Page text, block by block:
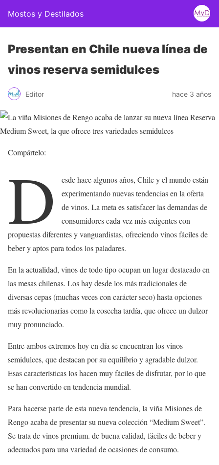
Mostos y Destilados
Presentan en Chile nueva línea de
vinos reserva semidulces
Editor hace 3 años
Compártelo:
D
esde hace algunos años, Chile y el mundo están
experimentando nuevas tendencias en la oferta
de vinos. La meta es satisfacer las demandas de
consumidores cada vez más exigentes con
propuestas diferentes y vanguardistas, ofreciendo vinos fáciles de
beber y aptos para todos los paladares.
En la actualidad, vinos de todo tipo ocupan un lugar destacado en
las mesas chilenas. Los hay desde los más tradicionales de
diversas cepas (muchas veces con carácter seco) hasta opciones
más revolucionarias como la cosecha tardía, que ofrece un dulzor
muy pronunciado.
Entre ambos extremos hoy en día se encuentran los vinos
semidulces, que destacan por su equilibrio y agradable dulzor.
Esas características los hacen muy fáciles de disfrutar, por lo que
se han convertido en tendencia mundial.
Para hacerse parte de esta nueva tendencia, la viña Misiones de
Rengo acaba de presentar su nueva colección “Medium Sweet”.
Se trata de vinos premium. de buena calidad, fáciles de beber y
adecuados para una variedad de ocasiones de consumo.